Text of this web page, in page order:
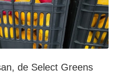
de Select Greens